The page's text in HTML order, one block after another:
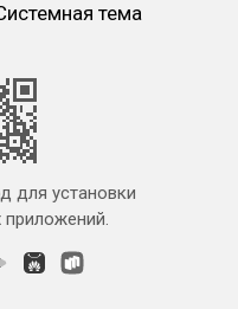
тема
для установки
приложений.